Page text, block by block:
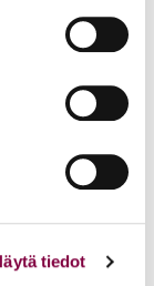
tiedot